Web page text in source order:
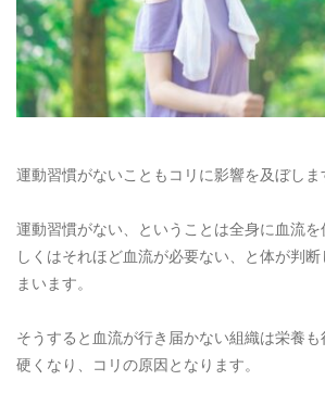
運動習慣がないこともコリに影響を及ぼしま
運動習慣がない、ということは全身に血流
しくはそれほど血流が必要ない、と体が判
まいます。
そうすると血流が行き届かない組織は栄養
硬くなり、コリの原因となります。